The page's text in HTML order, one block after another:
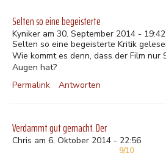
Selten so eine begeisterte
Kyniker am 30. September 2014 - 19:42
Selten so eine begeisterte Kritik
Wie kommt es denn, dass der Film nur
Augen hat?
Permalink
Antworten
Verdammt gut gemacht. Der
Chris am 6. Oktober 2014 - 22:56
9/10